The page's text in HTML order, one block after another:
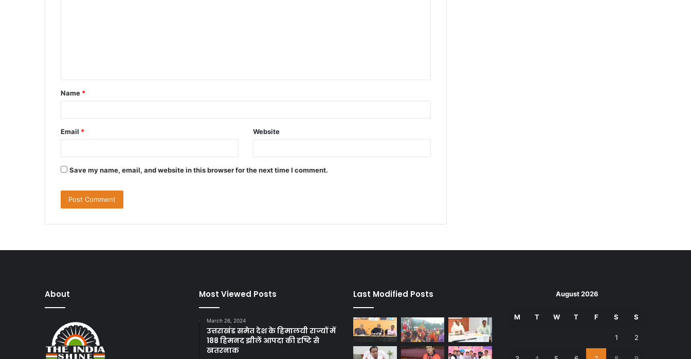
t
*
Name *
Email * Website
Save my name, email, and website in this browser for the next time I comment.
About Most Viewed Posts
March 26, 2024
उत्तराखंड समेत देश के हिमालयी राज्यों में
188 हिमनद झीलें आपदा की दृष्टि से
खतरनाक
Last Modified Posts August 2026
M T W T F S S
1 2